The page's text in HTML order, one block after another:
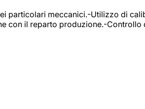
particolari meccanici.-Utilizzo di
il reparto produzione.-